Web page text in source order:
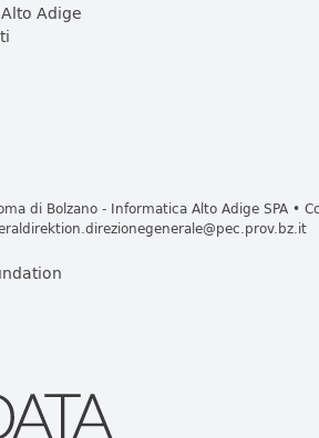
Adige
di Bolzano - Informatica Alto Adige SPA •